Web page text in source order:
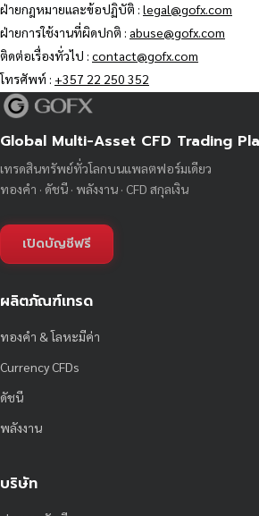
ฝ่ายกฎหมายและข้อปฏิบัติ : legal@gofx.com
ฝ่ายการใช้งานที่ผิดปกติ : abuse@gofx.com
ติดต่อเรื่องทั่วไป : contact@gofx.com
โทรศัพท์ : +357 22 250 352
Global Multi-Asset CFD Trading
เทรดสินทรัพย์ทั่วโลกบนแพลตฟอร์มเดียว
ทองคำ · ดัชนี · พลังงาน · CFD สกุลเงิน
เปิดบัญชีฟรี
ผลิตภัณฑ์เทรด
ทองคำ & โลหะมีค่า
Currency CFDs
ดัชนี
พลังงาน
บริษัท